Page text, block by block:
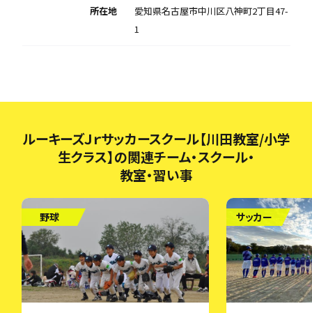
所在地
愛知県名古屋市中川区八神町2丁目47-
1
ルーキーズＪｒサッカースクール【川田教室/小学
生クラス】の関連チーム・スクール・
教室・習い事
野球 サッカー